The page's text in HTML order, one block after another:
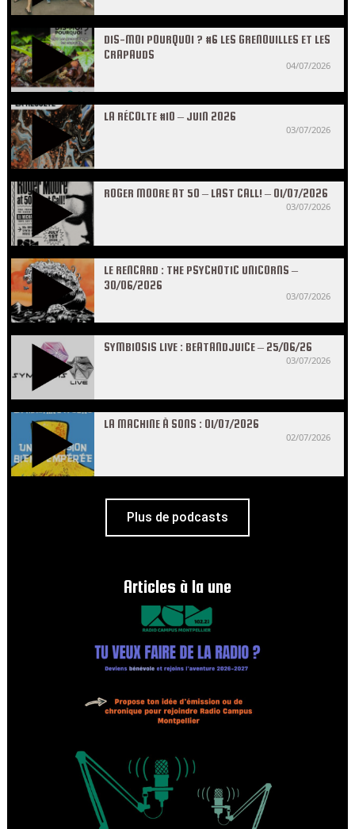
DIS-MOI POURQUOI ? #6 LES GRENOUILLES ET LES
CRAPAUDS
04/07/2026
LA RÉCOLTE #10 – JUIN 2026
03/07/2026
ROGER MOORE AT 50 – LAST CALL! – 01/07/2026
03/07/2026
LE RENCARD : THE PSYCHOTIC UNICORNS –
30/06/2026
03/07/2026
SYMBIOSIS LIVE : BEATANDJUICE – 25/06/26
03/07/2026
LA MACHINE À SONS : 01/07/2026
02/07/2026
Plus de podcasts
Articles à la une